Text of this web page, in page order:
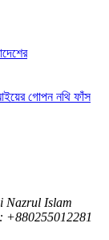
গোপন নথি ফাঁস
Nazrul Islam
+880255012281